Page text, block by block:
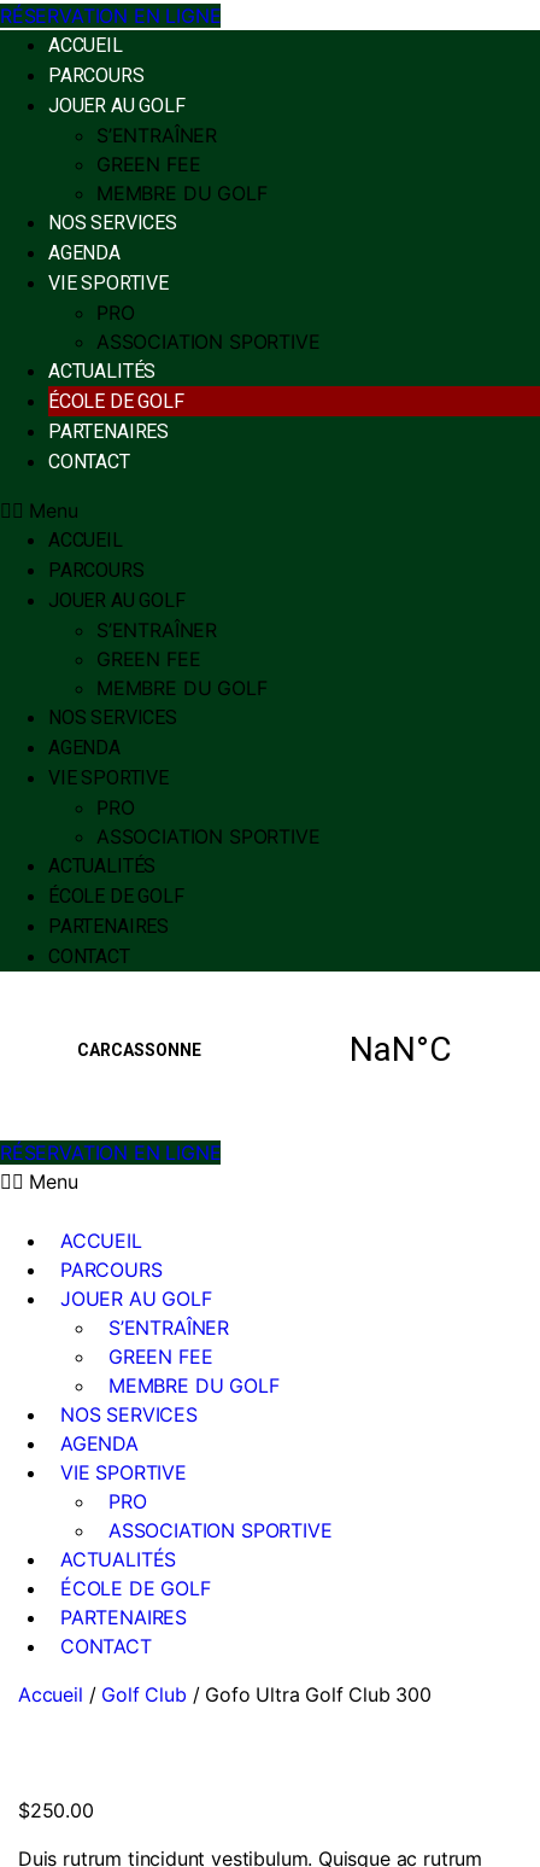
RÉSERVATION EN LIGNE
ACCUEIL
PARCOURS
JOUER AU GOLF
S’ENTRAÎNER
GREEN FEE
MEMBRE DU GOLF
NOS SERVICES
AGENDA
VIE SPORTIVE
PRO
ASSOCIATION SPORTIVE
ACTUALITÉS
ÉCOLE DE GOLF
PARTENAIRES
CONTACT
Menu
ACCUEIL
PARCOURS
JOUER AU GOLF
S’ENTRAÎNER
GREEN FEE
MEMBRE DU GOLF
NOS SERVICES
AGENDA
VIE SPORTIVE
PRO
ASSOCIATION SPORTIVE
ACTUALITÉS
ÉCOLE DE GOLF
PARTENAIRES
CONTACT
RÉSERVATION EN LIGNE
Menu
ACCUEIL
PARCOURS
JOUER AU GOLF
S’ENTRAÎNER
GREEN FEE
MEMBRE DU GOLF
NOS SERVICES
AGENDA
VIE SPORTIVE
PRO
ASSOCIATION SPORTIVE
ACTUALITÉS
ÉCOLE DE GOLF
PARTENAIRES
CONTACT
Accueil / Golf Club / Gofo Ultra Golf Club 300
$250.00
Duis rutrum tincidunt vestibulum. Quisque ac rutrum